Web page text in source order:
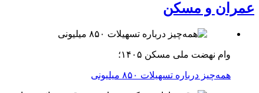
عمران و مسکن
وام نهضت ملی مسکن ۱۴۰۵؛
همه‌چیز درباره تسهیلات ۸۵۰ میلیونی